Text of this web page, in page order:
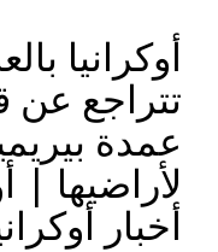
أوكرانيا
تتراجع
عمدة
لأراضيها |
أخبار